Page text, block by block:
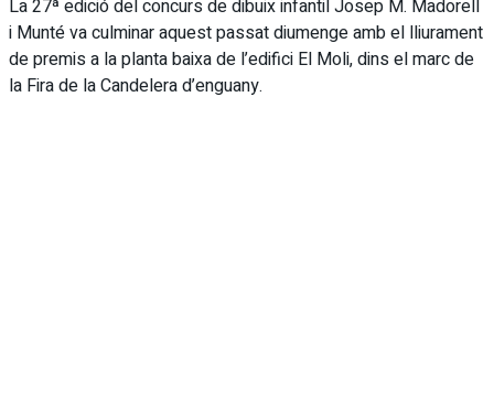
La 27ª edició del concurs de dibuix infantil Josep M. Madorell
i Munté va culminar aquest passat diumenge amb el lliurament
de premis a la planta baixa de l’edifici El Moli, dins el marc de
la Fira de la Candelera d’enguany.